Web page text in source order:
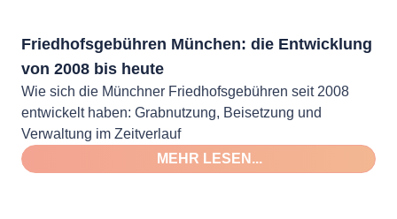
Friedhofsgebühren München: die Entwicklung
von 2008 bis heute
Wie sich die Münchner Friedhofsgebühren seit 2008
entwickelt haben: Grabnutzung, Beisetzung und
Verwaltung im Zeitverlauf
MEHR LESEN...